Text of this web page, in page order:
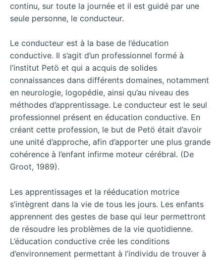
continu, sur toute la journée et il est guidé par une
seule personne, le conducteur.
Le conducteur est à la base de l’éducation
conductive. Il s’agit d’un professionnel formé à
l’institut Petö et qui a acquis de solides
connaissances dans différents domaines, notamment
en neurologie, logopédie, ainsi qu’au niveau des
méthodes d’apprentissage. Le conducteur est le seul
professionnel présent en éducation conductive. En
créant cette profession, le but de Petö était d’avoir
une unité d’approche, afin d’apporter une plus grande
cohérence à l’enfant infirme moteur cérébral. (De
Groot, 1989).
Les apprentissages et la rééducation motrice
s’intègrent dans la vie de tous les jours. Les enfants
apprennent des gestes de base qui leur permettront
de résoudre les problèmes de la vie quotidienne.
L’éducation conductive crée les conditions
d’environnement permettant à l’individu de trouver à